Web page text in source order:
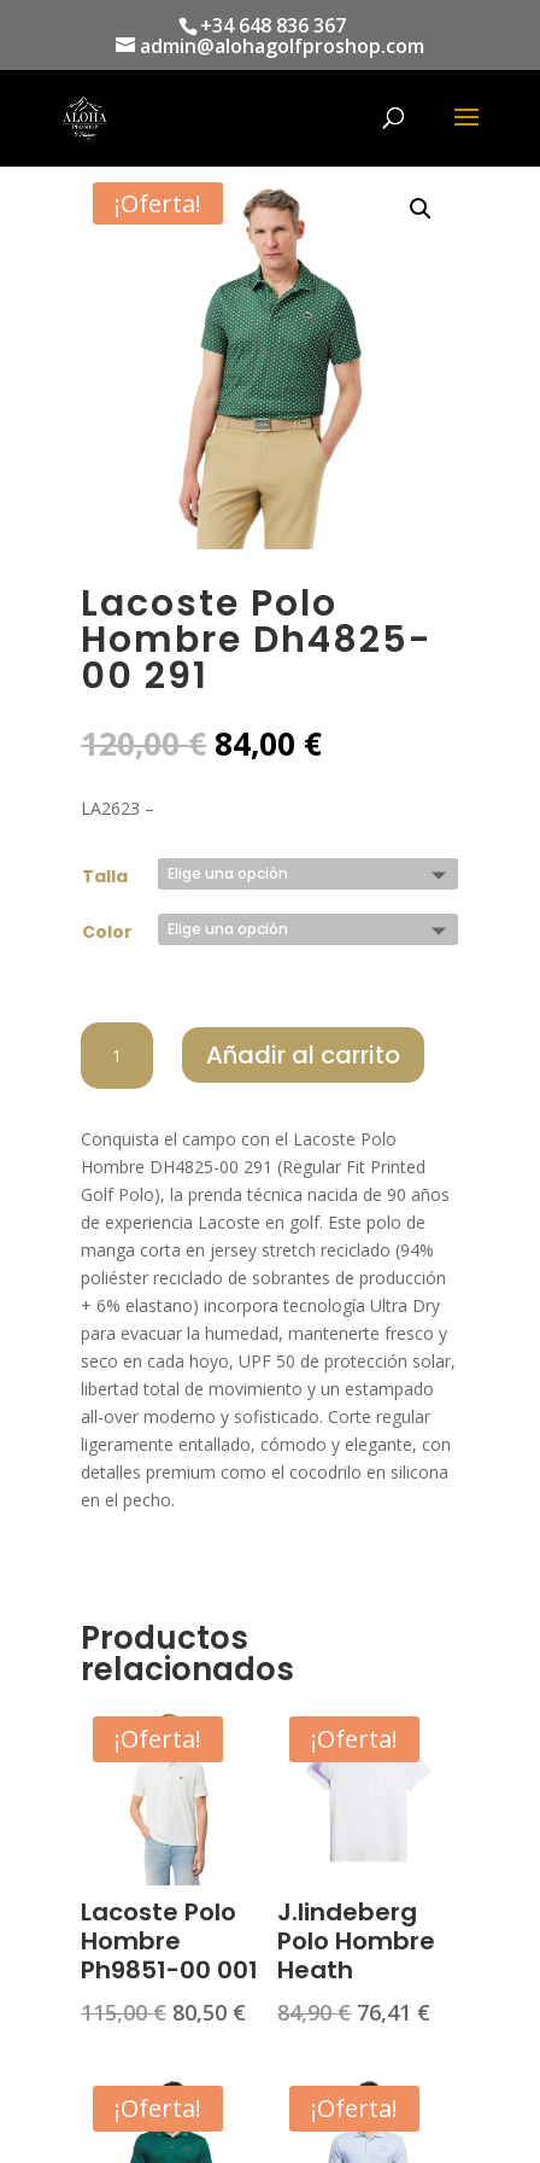
+34 648 836 367
admin@alohagolfproshop.com
productos
¡Oferta!
Lacoste Polo
Hombre Dh4825-
00 291
120,00€ El
precio
120,00 €.
84,00 €El
84,00 €.
LA2623 –
Talla
Color
LACOSTE
POLO
HOMBRE
00
291
cantidad
Añadir al carrito
Conquista el campo con el Lacoste Polo
Hombre DH4825-00 291 (Regular Fit Printed
Golf Polo), la prenda técnica nacida de 90 años
de experiencia Lacoste en golf. Este polo de
manga corta en jersey stretch reciclado (94%
poliéster reciclado de sobrantes de producción
+ 6% elastano) incorpora tecnología Ultra Dry
para evacuar la humedad, mantenerte fresco y
seco en cada hoyo, UPF 50 de protección solar,
libertad total de movimiento y un estampado
all-over moderno y sofisticado. Corte regular
ligeramente entallado, cómodo y elegante, con
detalles premium como el cocodrilo en silicona
en el pecho.
Productos
relacionados
¡Oferta!
Lacoste Polo
Hombre
Ph9851-00 001
115,00€ El
original
era:
115,00 €.
80,50 €
80,50 €.
¡Oferta!
J.lindeberg
Polo Hombre
Heath
84,90€ El
original
era:
84,90 €.
76,41 €
¡Oferta! ¡Oferta!